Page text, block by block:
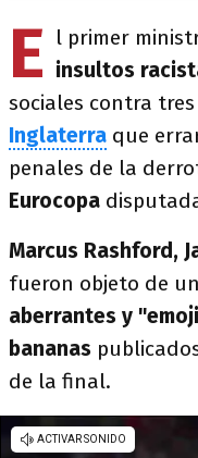
E l primer
insultos
sociales contra
Inglaterra que
penales de la
Eurocopa
Marcus Rashford,
fueron objeto de
aberrantes y
bananas
de la final.